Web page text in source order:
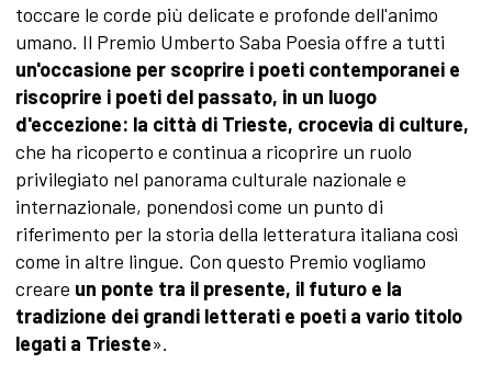
toccare le corde più delicate e profonde dell'animo
umano. Il Premio Umberto Saba Poesia offre a tutti
un'occasione per scoprire i poeti contemporanei e
riscoprire i poeti del passato, in un luogo
d'eccezione: la città di Trieste, crocevia di culture,
che ha ricoperto e continua a ricoprire un ruolo
privilegiato nel panorama culturale nazionale e
internazionale, ponendosi come un punto di
riferimento per la storia della letteratura italiana così
come in altre lingue. Con questo Premio vogliamo
creare un ponte tra il presente, il futuro e la
tradizione dei grandi letterati e poeti a vario titolo
legati a Trieste».